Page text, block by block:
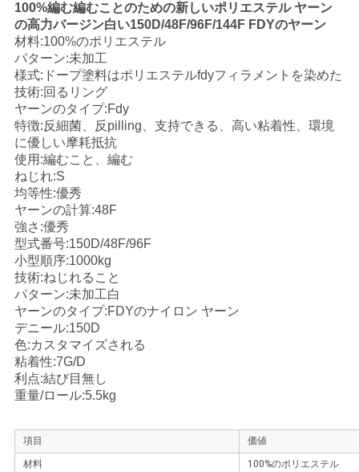
連
絡
く
だ
さ
い
ニ
ュ
ー
ス
引
金
を
100%編む編むことのための新しいポリエステル ヤーン
の高力バージン白い150D/48F/96F/144F FDYのヤーン
材料:100%のポリエステル
パターン:未加工
様式:ドープ塗料はポリエステルfdyフィラメントを染めた
技術:回るリング
ヤーンのタイプ:Fdy
特徴:反細菌、反pilling、支持できる、高い粘着性、環境
に優しい摩耗抵抗
使用:編むこと、編む
ねじれ:S
均等性:優秀
ヤーンの計算:48F
強さ:優秀
型式番号:150D/48F/96F
小型順序:1000kg
技術:ねじれること
パターン:未加工白
ヤーンのタイプ:FDYのナイロン ヤーン
デニール:150D
色:カスタマイズされる
粘着性:7G/D
利点:結び目無し
重量/ロール:5.5kg
項目 価値
材料 100%のポリエステル